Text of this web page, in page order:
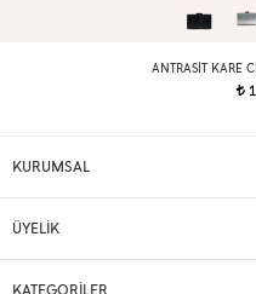
ANTRASIT KARE
t
KURUMSAL
ÜYELİK
KATEGORİLER